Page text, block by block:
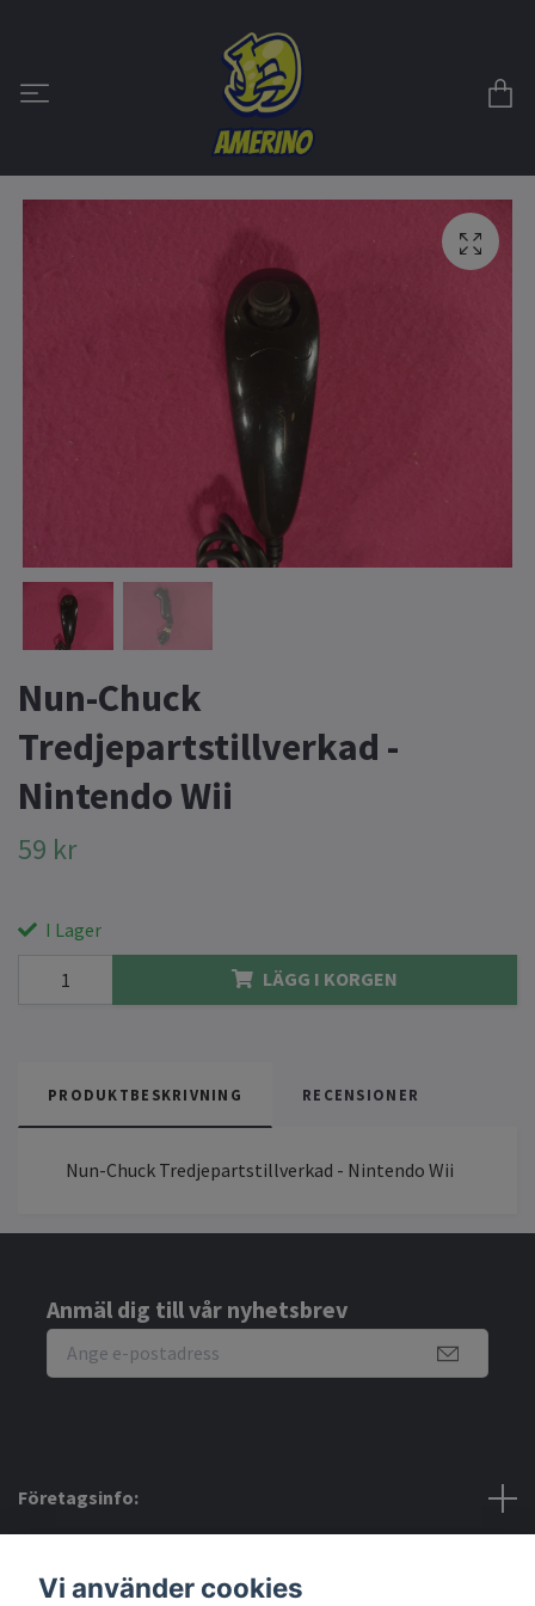
Nun-Chuck
Tredjepartstillverkad -
Nintendo Wii
59 kr
I Lager
LÄGG I KORGEN
PRODUKTBESKRIVNING RECENSIONER
Nun-Chuck Tredjepartstillverkad - Nintendo Wii
Anmäl dig till vår nyhetsbrev
Företagsinfo:
Vi använder cookies